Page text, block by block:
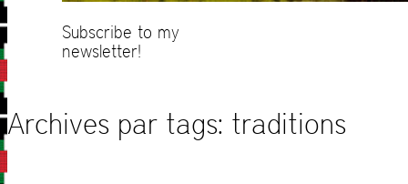
Subscribe to my
newsletter!
Archives par tags: traditions